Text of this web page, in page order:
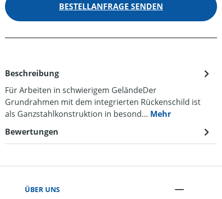
BESTELLANFRAGE SENDEN
Beschreibung
Für Arbeiten in schwierigem GeländeDer
Grundrahmen mit dem integrierten Rückenschild ist
als Ganzstahlkonstruktion in besond… Mehr
Bewertungen
ÜBER UNS